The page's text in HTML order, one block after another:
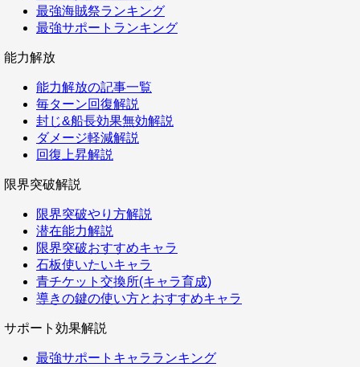
最強海賊祭ランキング
最強サポートランキング
能力解放
能力解放の記事一覧
毎ターン回復解説
封じ&船長効果無効解説
ダメージ軽減解説
回復上昇解説
限界突破解説
限界突破やり方解説
潜在能力解説
限界突破おすすめキャラ
石板使いたいキャラ
青チケット交換所(キャラ育成)
導きの鍵の使い方とおすすめキャラ
サポート効果解説
最強サポートキャラランキング